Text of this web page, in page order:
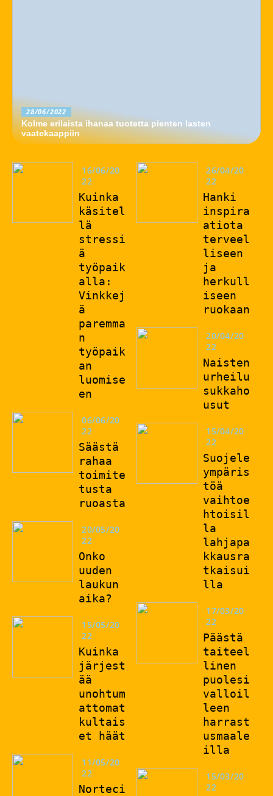
28/06/2022
Kolme erilaista ihanaa tuotetta pienten lasten
vaatekaappiin
16/06/20
22
Kuinka
käsitel
lä
stressi
ä
työpaik
alla:
Vinkkej
ä
paremma
n
työpaik
an
luomise
en
06/06/20
22
Säästä
rahaa
toimite
tusta
ruoasta
20/05/20
22
Onko
uuden
laukun
aika?
15/05/20
22
Kuinka
järjest
ää
unohtum
attomat
kultais
et häät
11/05/20
22
Norteci
26/04/20
22
Hanki
inspira
atiota
terveel
liseen
ja
herkull
iseen
ruokaan
20/04/20
22
Naisten
urheilu
sukkaho
usut
15/04/20
22
Suojele
ympäris
töä
vaihtoe
htoisil
la
lahjapa
kkausra
tkaisui
lla
17/03/20
22
Päästä
taiteel
linen
puolesi
valloil
leen
harrast
usmaale
illa
15/03/20
22